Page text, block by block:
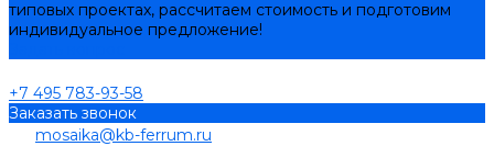
типовых проектах, рассчитаем стоимость и подготовим
индивидуальное предложение!
+7 495 783-93-58
Заказать звонок
mosaika@kb-ferrum.ru